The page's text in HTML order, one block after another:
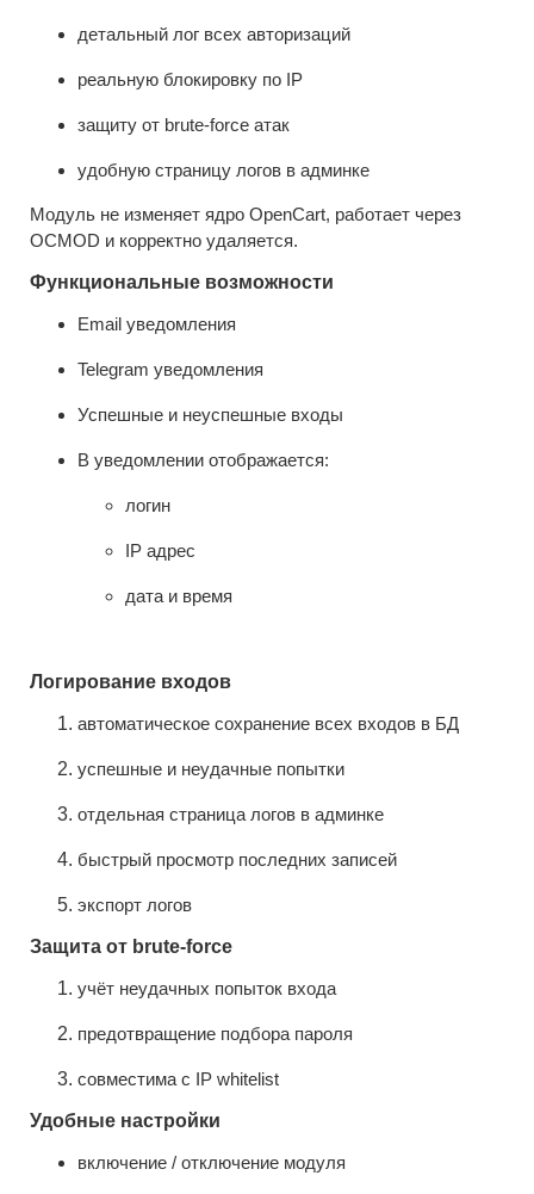
детальный лог всех авторизаций
реальную блокировку по IP
защиту от brute-force атак
удобную страницу логов в админке
Модуль не изменяет ядро OpenCart, работает через
OCMOD и корректно удаляется.
Функциональные возможности
Email уведомления
Telegram уведомления
Успешные и неуспешные входы
В уведомлении отображается:
логин
IP адрес
дата и время
Логирование входов
автоматическое сохранение всех входов в БД
успешные и неудачные попытки
отдельная страница логов в админке
быстрый просмотр последних записей
экспорт логов
Защита от brute-force
учёт неудачных попыток входа
предотвращение подбора пароля
совместима с IP whitelist
Удобные настройки
включение / отключение модуля